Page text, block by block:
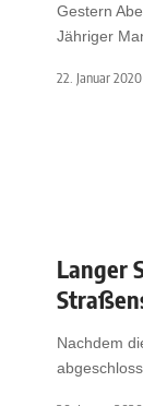
Gestern
Jähriger
22. Januar 2020
Langer
Nachdem